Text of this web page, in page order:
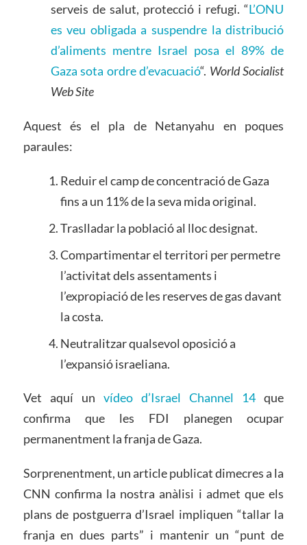
serveis de salut, protecció i refugi. “L’ONU
es veu obligada a suspendre la distribució
d’aliments mentre Israel posa el 89% de
Gaza sota ordre d’evacuació“. World Socialist
Web Site
Aquest és el pla de Netanyahu en poques
paraules:
Reduir el camp de concentració de Gaza
fins a un 11% de la seva mida original.
Traslladar la població al lloc designat.
Compartimentar el territori per permetre
l’activitat dels assentaments i
l’expropiació de les reserves de gas davant
la costa.
Neutralitzar qualsevol oposició a
l’expansió israeliana.
Vet aquí un vídeo d’Israel Channel 14 que
confirma que les FDI planegen ocupar
permanentment la franja de Gaza.
Sorprenentment, un article publicat dimecres a la
CNN confirma la nostra anàlisi i admet que els
plans de postguerra d’Israel impliquen “tallar la
franja en dues parts” i mantenir un “punt de